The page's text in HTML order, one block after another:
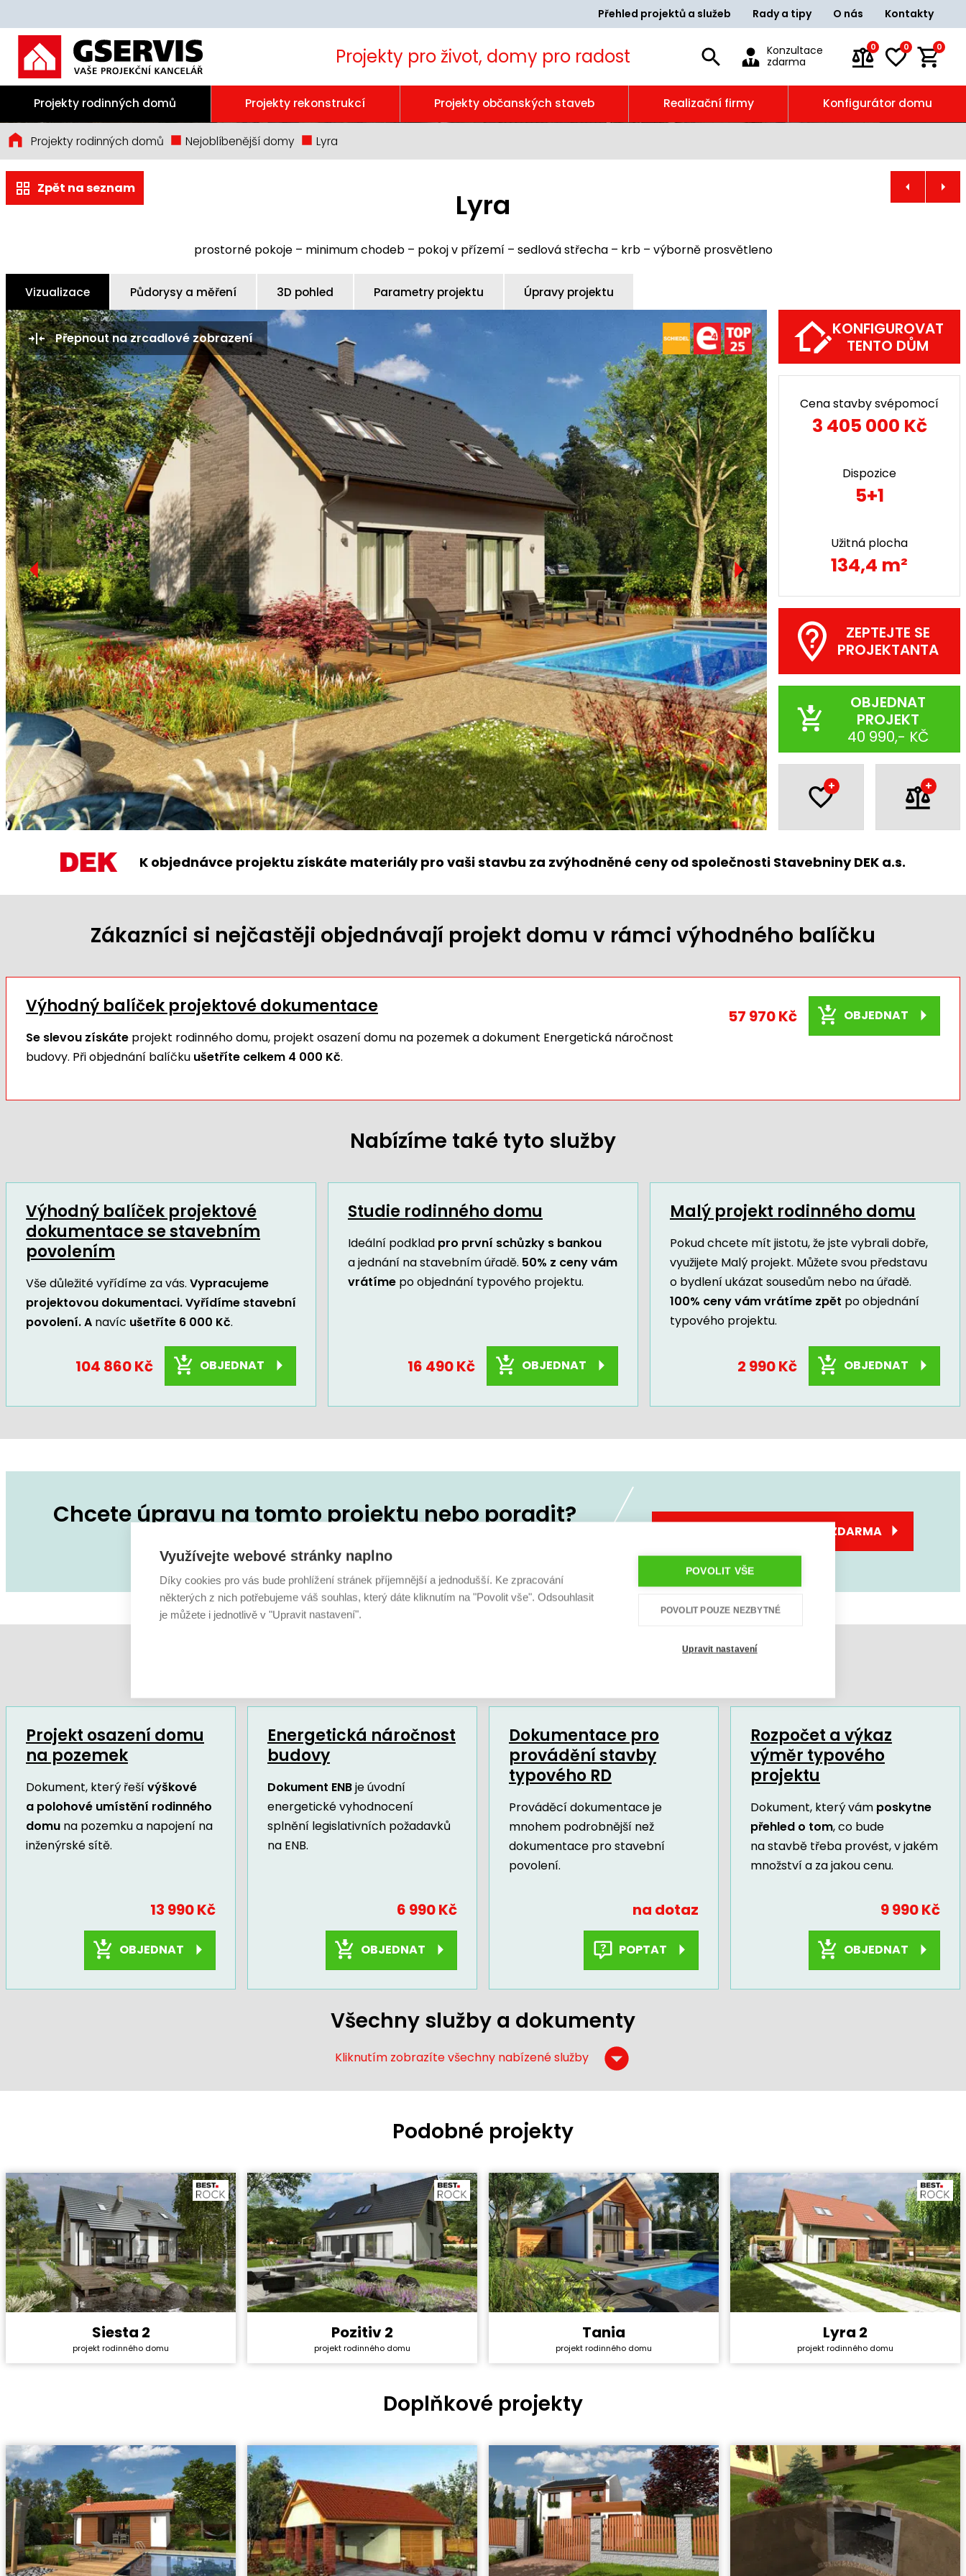
Přehled projektů a služeb Rady a tipy O nás Kontakty
Projekty pro život, domy pro radost
Konzultace
zdarma
0 0 0
Projekty rodinných domů Projekty rekonstrukcí Projekty občanských staveb Realizační firmy Konfigurátor domu
Projekty rodinných domů Nejoblíbenější domy Lyra
Lyra
Zpět na seznam
prostorné pokoje – minimum chodeb – pokoj v přízemí – sedlová střecha – krb – výborně prosvětleno
Vizualizace Půdorysy a měření 3D pohled Parametry projektu Úpravy projektu
Přepnout na zrcadlové zobrazení
KONFIGUROVAT
TENTO DŮM
Cena stavby svépomocí
3 405 000 Kč
Dispozice
5+1
Užitná plocha
134,4 m²
ZEPTEJTE SE
PROJEKTANTA
OBJEDNAT
PROJEKT
40 990,- KČ
+ +
K objednávce projektu získáte materiály pro vaši stavbu za zvýhodněné ceny od společnosti Stavebniny DEK a.s.
Zákazníci si nejčastěji objednávají projekt domu v rámci výhodného balíčku
Výhodný balíček projektové dokumentace
Se slevou získáte projekt rodinného domu, projekt osazení domu na pozemek a dokument Energetická náročnost
budovy. Při objednání balíčku ušetříte celkem 4 000 Kč.
57 970 Kč OBJEDNAT
Nabízíme také tyto služby
Výhodný balíček projektové
dokumentace se stavebním
povolením
Vše důležité vyřídíme za vás. Vypracujeme
projektovou dokumentaci. Vyřídíme stavební
povolení. A navíc ušetříte 6 000 Kč.
104 860 Kč OBJEDNAT
Studie rodinného domu
Ideální podklad pro první schůzky s bankou
a jednání na stavebním úřadě. 50% z ceny vám
vrátímepo objednání typového projektu.
16 490 Kč OBJEDNAT
Malý projekt rodinného domu
Pokud chcete mít jistotu, že jste vybrali dobře,
využijete Malý projekt. Můžete svou představu
o bydlení ukázat sousedům nebo na úřadě.
100% ceny vám vrátíme zpět po objednání
typového projektu.
2 990 Kč OBJEDNAT
Chcete úpravu na tomto projektu nebo poradit?
Zeptejte se na cokoliv236 160 333
SJEDNEJTE SI KONZULTACI ZDARMA
Projekt osazení domu
na pozemek
Dokument, který řešívýškové
a polohové umístění rodinného
domu na pozemku a napojení na
inženýrské sítě.
13 990 Kč
OBJEDNAT
Energetická náročnost
budovy
Dokument ENBje úvodní
energetické vyhodnocení
splnění legislativních požadavků
na ENB.
6 990 Kč
OBJEDNAT
Dokumentace pro
provádění stavby
typového RD
Prováděcí dokumentace je
mnohem podrobnější než
dokumentace pro stavební
povolení.
na dotaz
POPTAT
Rozpočet a výkaz
výměr typového
projektu
Dokument, který vám poskytne
přehled o tom, co bude
na stavbě třeba provést, v jakém
množství a za jakou cenu.
9 990 Kč
OBJEDNAT
Všechny služby a dokumenty
Kliknutím zobrazíte všechny nabízené služby
Podobné projekty
Cena stavby svépomocí:
Cena projektu:
Siesta 2
projekt rodinného domu
Cena stavby svépomocí:
Cena projektu:
Pozitiv 2
projekt rodinného domu
Cena stavby svépomocí:
Cena projektu:
Tania
projekt rodinného domu
Cena stavby svépomocí:
Cena projektu:
Lyra 2
projekt rodinného domu
Doplňkové projekty
Využívejte webové stránky naplno
Díky cookies pro vás bude prohlížení stránek příjemnější a jednodušší. Ke zpracování
některých z nich potřebujeme váš souhlas, který dáte kliknutím na "Povolit vše". Odsouhlasit
je můžete i jednotlivě v "Upravit nastavení".
POVOLIT VŠE
POVOLIT POUZE NEZBYTNÉ
Upravit nastavení